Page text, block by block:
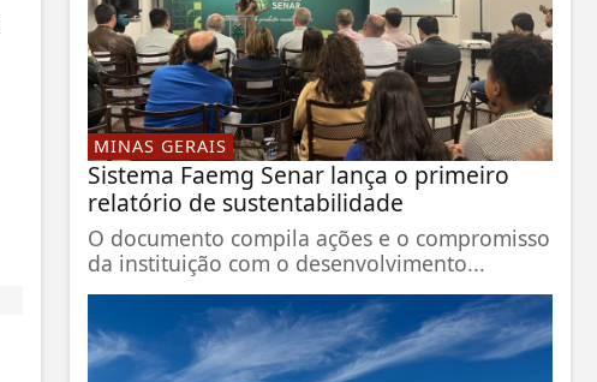
MINAS GERAIS
Sistema Faemg Senar lança o primeiro
relatório de sustentabilidade
O documento compila ações e o compromisso
da instituição com o desenvolvimento...